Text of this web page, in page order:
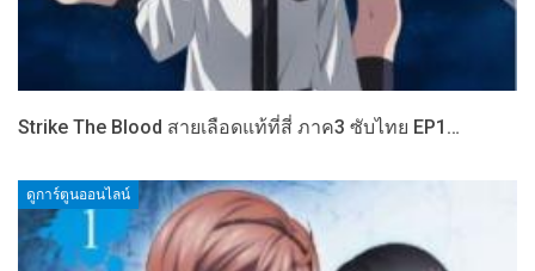
Strike The Blood สายเลือดแท้ที่สี่ ภาค3 ซับไทย EP1…
ดูการ์ตูนออนไลน์